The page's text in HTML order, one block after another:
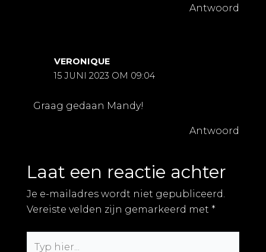
Antwoord
VERONIQUE
15 JUNI 2023 OM 09:04
Graag gedaan Mandy!
Antwoord
Laat een reactie achter
Je e-mailadres wordt niet gepubliceerd.
Vereiste velden zijn gemarkeerd met *